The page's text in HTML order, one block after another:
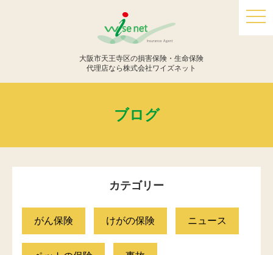
大阪市天王寺区の損害保険・生命保険
代理店なら株式会社ワイズネット
ブログ
カテゴリー
がん保険 けがの保険 ニュース